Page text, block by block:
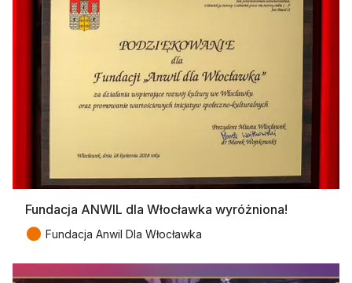
Fundacja ANWIL dla Włocławka wyróżniona!
● Fundacja Anwil Dla Włocławka